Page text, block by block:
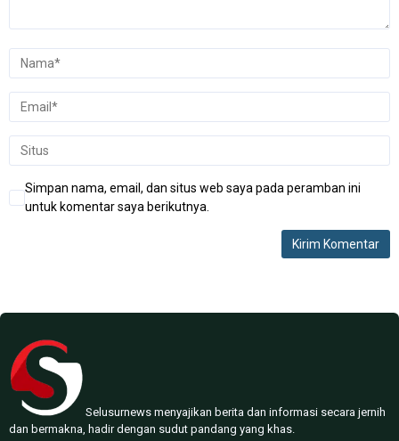
Simpan nama, email, dan situs web saya pada peramban ini
untuk komentar saya berikutnya.
Selusurnews menyajikan berita dan informasi secara jernih
dan bermakna, hadir dengan sudut pandang yang khas.